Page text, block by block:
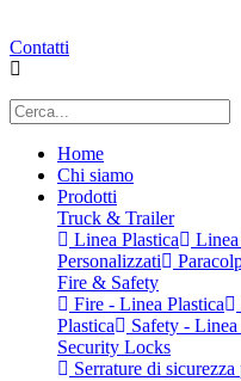
Contatti
Home
Chi siamo
Prodotti
Truck & Trailer
Linea Plastica
Personalizzati
Fire & Safety
Fire - Linea Plastica
Plastica
Safety -
Security Locks
Serrature di sicurezza